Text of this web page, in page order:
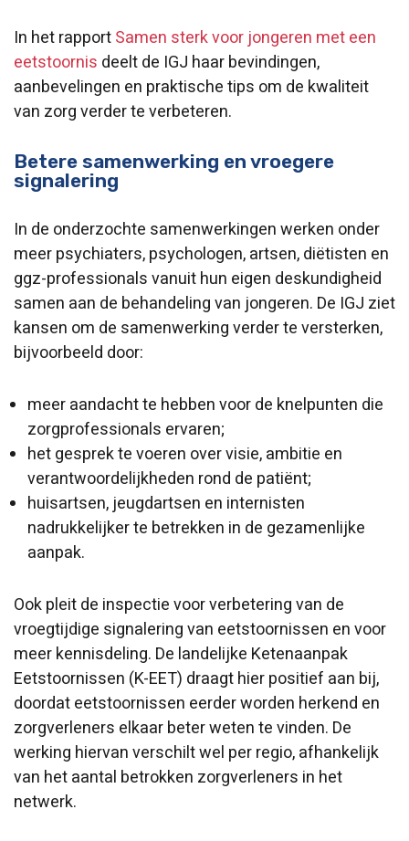
In het rapportSamen sterk voor jongeren met een
eetstoornis deelt de IGJ haar bevindingen,
aanbevelingen en praktische tips om de kwaliteit
van zorg verder te verbeteren.
Betere samenwerking en vroegere
signalering
In de onderzochte samenwerkingen werken onder
meer psychiaters, psychologen, artsen, diëtisten en
ggz-professionals vanuit hun eigen deskundigheid
samen aan de behandeling van jongeren. De IGJ ziet
kansen om de samenwerking verder te versterken,
bijvoorbeeld door:
meer aandacht te hebben voor de knelpunten die
zorgprofessionals ervaren;
het gesprek te voeren over visie, ambitie en
verantwoordelijkheden rond de patiënt;
huisartsen, jeugdartsen en internisten
nadrukkelijker te betrekken in de gezamenlijke
aanpak.
Ook pleit de inspectie voor verbetering van de
vroegtijdige signalering van eetstoornissen en voor
meer kennisdeling. De landelijke Ketenaanpak
Eetstoornissen (K-EET) draagt hier positief aan bij,
doordat eetstoornissen eerder worden herkend en
zorgverleners elkaar beter weten te vinden. De
werking hiervan verschilt wel per regio, afhankelijk
van het aantal betrokken zorgverleners in het
netwerk.